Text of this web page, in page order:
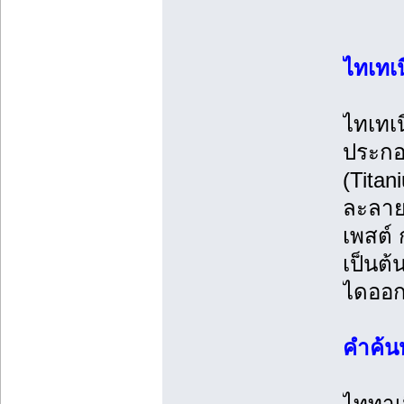
ไทเท
ไทเท
ประก
ละลา
เพสต์
เป็นต้
ไดออ
คำค้น